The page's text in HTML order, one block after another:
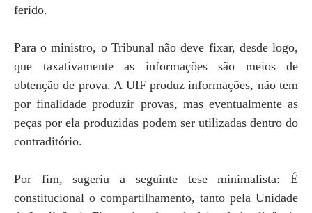
ferido.
Para o ministro, o Tribunal não deve fixar, desde logo,
que taxativamente as informações são meios de
obtenção de prova. A UIF produz informações, não tem
por finalidade produzir provas, mas eventualmente as
peças por ela produzidas podem ser utilizadas dentro do
contraditório.
Por fim, sugeriu a seguinte tese minimalista: É
constitucional o compartilhamento, tanto pela Unidade